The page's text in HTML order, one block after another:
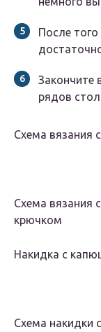
После
Закончите
рядов
Схема вязания
Схема вязания
крючком
Накидка с
Схема